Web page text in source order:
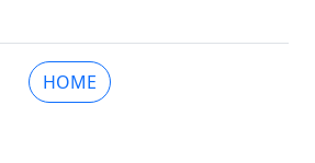
HOME